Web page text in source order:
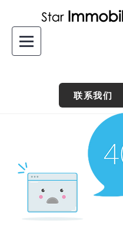
联系我们